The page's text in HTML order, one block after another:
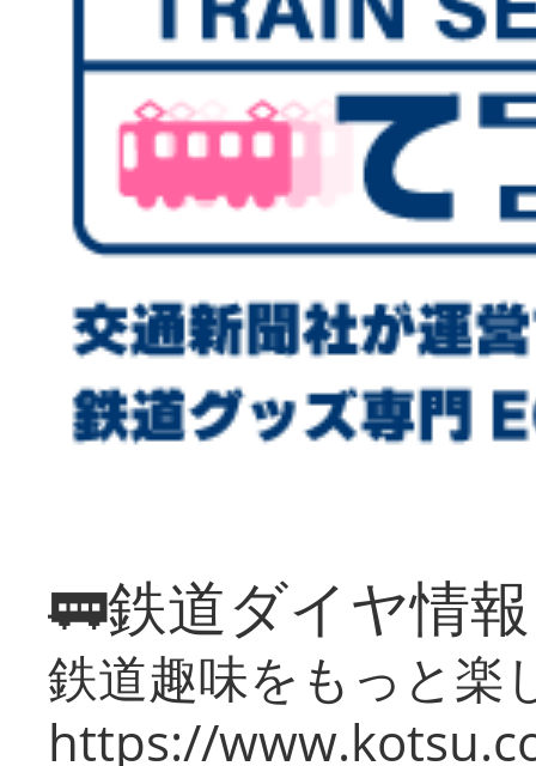
🚃鉄道ダイヤ情
鉄道趣味をもっと楽
https://